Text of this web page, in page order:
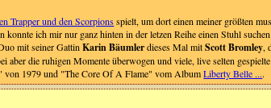
Trapper und den Scorpionsspielt, um dort einen meiner größten
ich mir nur ganz hinten in der letzen Reihe einen Stuhl
mit seiner GattinKarin Bäumlerdieses Mal mitScott Bromley,
die ruhigen Momente überwogen und viele, live selten
von 1979 und "The Core Of A Flame" vom AlbumLiberty Belle ....